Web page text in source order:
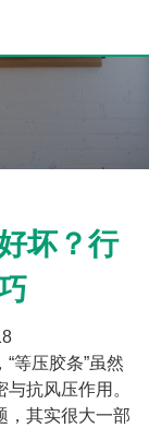
坏？行
压胶条”虽然
抗风压作用。
，其实很大一部